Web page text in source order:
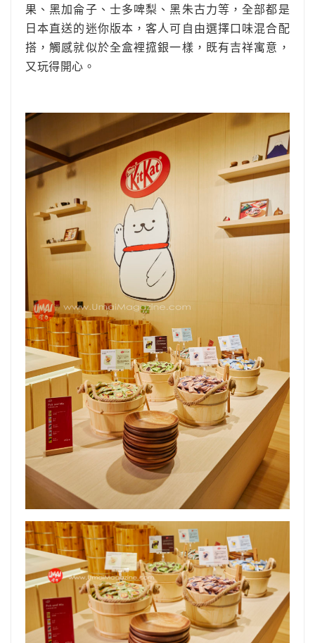
果、黑加侖子、士多啤梨、黑朱古力等，全部都是
日本直送的迷你版本，客人可自由選擇口味混合配
搭，觸感就似於全盒裡搲銀一樣，既有吉祥寓意，
又玩得開心。